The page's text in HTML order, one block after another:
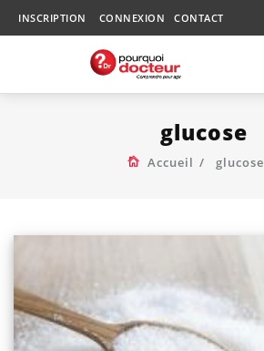
INSCRIPTION CONNEXION CONTACT
glucose
Accueil glucose